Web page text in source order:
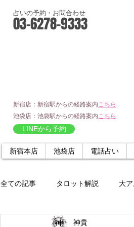
占いの予約・お問合わせ
03-6278-9333
新宿店：新宿駅からの経路案内こちら
池袋店：池袋駅からの経路案内こちら
LINEから予約
新宿本店 池袋店 電話占い
全ての記事 タロット解説 大
神貴